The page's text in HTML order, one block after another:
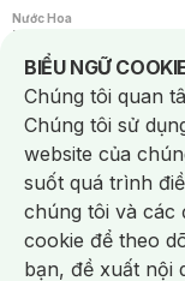
Nước Hoa
Nước Hoa Nữ
Chăm Sóc Cá Nhân
Chống Muỗi /Khẩu Trang /
Sản Phẩm Chăm Sóc Khác /
Hỗ Trợ Trắng Răng/Kem
Tăm / Chỉ Nha Khoa/ Xịt
Khăn Ướt Vệ Sinh Vùng Kín
Máy Cạo Râu
Vấn Đề Về Da
Da Dầu / Lỗ Chân Lông To/
Da Nhạy Cảm / Kích Ứng
Quầng Thâm & Bọng Mắt /
Dụng Cụ / Phụ Kiện Chăm
BIỂU NGỮ
Notice about
Chúng tôi quan
Chúng tôi sử
website của
suốt quá trình
chúng tôi và các
cookie để theo
bạn, đề xuất nội